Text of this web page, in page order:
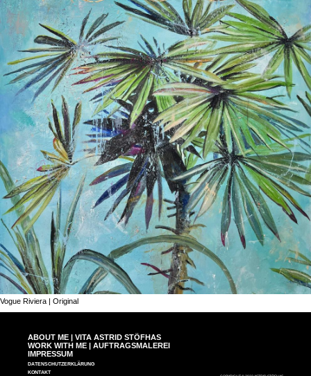
Vogue Riviera | Original
ABOUT ME | VITA ASTRID STÖFHAS
WORK WITH ME | AUFTRAGSMALEREI
IMPRESSUM
DATENSCHUTZERKLÄRUNG
KONTAKT